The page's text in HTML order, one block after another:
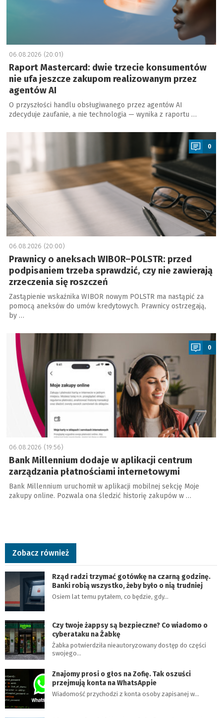
06.08.2026 (20:01)
Raport Mastercard: dwie trzecie konsumentów
nie ufa jeszcze zakupom realizowanym przez
agentów AI
O przyszłości handlu obsługiwanego przez agentów AI
zdecyduje zaufanie, a nie technologia — wynika z raportu …
a
0
06.08.2026 (20:00)
Prawnicy o aneksach WIBOR–POLSTR: przed
podpisaniem trzeba sprawdzić, czy nie zawierają
zrzeczenia się roszczeń
Zastąpienie wskaźnika WIBOR nowym POLSTR ma nastąpić za
pomocą aneksów do umów kredytowych. Prawnicy ostrzegają,
by …
0
06.08.2026 (19:56)
Bank Millennium dodaje w aplikacji centrum
zarządzania płatnościami internetowymi
Bank Millennium uruchomił w aplikacji mobilnej sekcję Moje
zakupy online. Pozwala ona śledzić historię zakupów w …
Zobacz również
Rząd radzi trzymać gotówkę na czarną godzinę.
Banki robią wszystko, żeby było o nią trudniej
Osiem lat temu pytałem, co będzie, gdy…
Czy twoje żappsy są bezpieczne? Co wiadomo o
cyberataku na Żabkę
Żabka potwierdziła nieautoryzowany dostęp do części
swojego…
Znajomy prosi o głos na Zofię. Tak oszuści
przejmują konta na WhatsAppie
Wiadomość przychodzi z konta osoby zapisanej w…